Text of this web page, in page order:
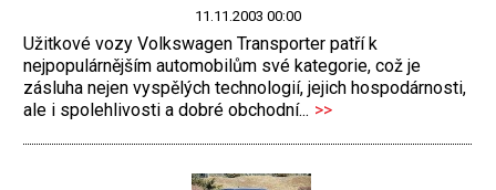
11.11.2003 00:00
Užitkové vozy Volkswagen Transporter patří k
nejpopulárnějším automobilům své kategorie, což je
zásluha nejen vyspělých technologií, jejich hospodárnosti,
ale i spolehlivosti a dobré obchodní... >>